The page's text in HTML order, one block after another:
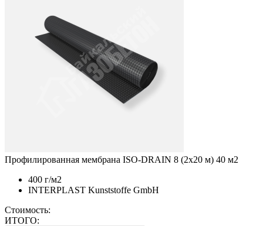
Профилированная мембрана ISO-DRAIN 8 (2х20 м) 40 м2
400 г/м2
INTERPLAST Kunststoffe GmbH
Стоимость:
ИТОГО: